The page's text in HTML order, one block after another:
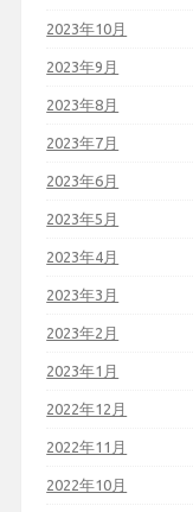
2023年10月
2023年9月
2023年8月
2023年7月
2023年6月
2023年5月
2023年4月
2023年3月
2023年2月
2023年1月
2022年12月
2022年11月
2022年10月